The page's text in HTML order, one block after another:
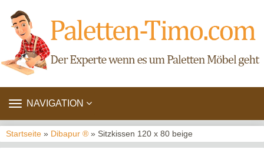
TOGGLE
NAVIGATION
Startseite » Dibapur ® » Sitzkissen 120 x 80 beige